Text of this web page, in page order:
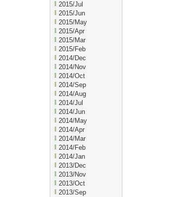
2015/Jul
2015/Jun
2015/May
2015/Apr
2015/Mar
2015/Feb
2014/Dec
2014/Nov
2014/Oct
2014/Sep
2014/Aug
2014/Jul
2014/Jun
2014/May
2014/Apr
2014/Mar
2014/Feb
2014/Jan
2013/Dec
2013/Nov
2013/Oct
2013/Sep